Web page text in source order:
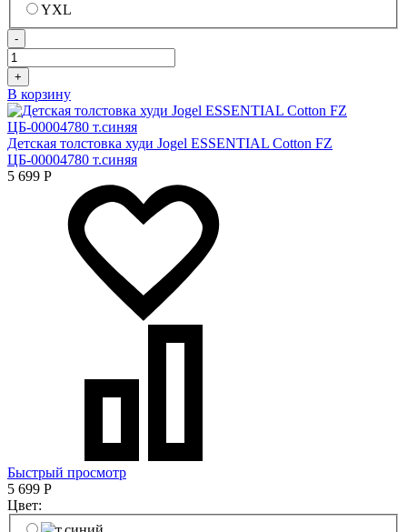
YXL
-
+
В корзину
Детская толстовка худи Jogel ESSENTIAL Cotton FZ
ЦБ-00004780 т.синяя
5 699 Р
Быстрый просмотр
5 699 Р
Цвет: